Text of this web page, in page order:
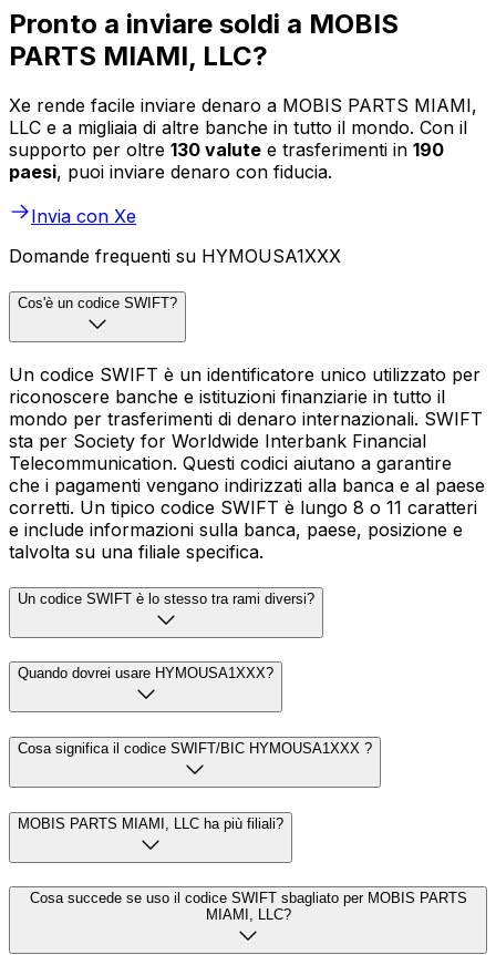
Pronto a inviare soldi a MOBIS
PARTS MIAMI, LLC?
Xe rende facile inviare denaro a MOBIS PARTS MIAMI,
LLC e a migliaia di altre banche in tutto il mondo. Con il
supporto per oltre 130 valute e trasferimenti in 190
paesi, puoi inviare denaro con fiducia.
Invia con Xe
Domande frequenti su HYMOUSA1XXX
Cos'è un codice SWIFT?
Un codice SWIFT è un identificatore unico utilizzato per
riconoscere banche e istituzioni finanziarie in tutto il
mondo per trasferimenti di denaro internazionali. SWIFT
sta per Society for Worldwide Interbank Financial
Telecommunication. Questi codici aiutano a garantire
che i pagamenti vengano indirizzati alla banca e al paese
corretti. Un tipico codice SWIFT è lungo 8 o 11 caratteri
e include informazioni sulla banca, paese, posizione e
talvolta su una filiale specifica.
Un codice SWIFT è lo stesso tra rami diversi?
Quando dovrei usare HYMOUSA1XXX?
Cosa significa il codice SWIFT/BIC HYMOUSA1XXX ?
MOBIS PARTS MIAMI, LLC ha più filiali?
Cosa succede se uso il codice SWIFT sbagliato per MOBIS PARTS
MIAMI, LLC?